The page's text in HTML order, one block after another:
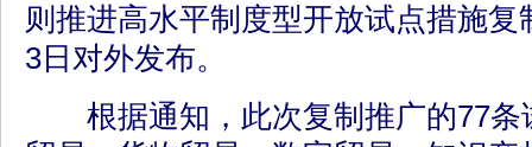
则推进高水平制度型开放试点措施
3日对外发布。
根据通知，此次复制推广的77条